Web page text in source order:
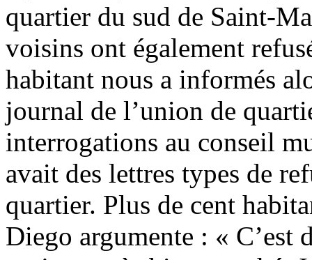
quartier du sud de Saint-
voisins ont également
habitant nous a informés
journal de l’union de
interrogations au conseil
avait des lettres types de
quartier. Plus de cent
Diego argumente : «